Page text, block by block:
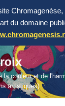
Chromagenèse,
du domaine
la couleur et de
artistiques)